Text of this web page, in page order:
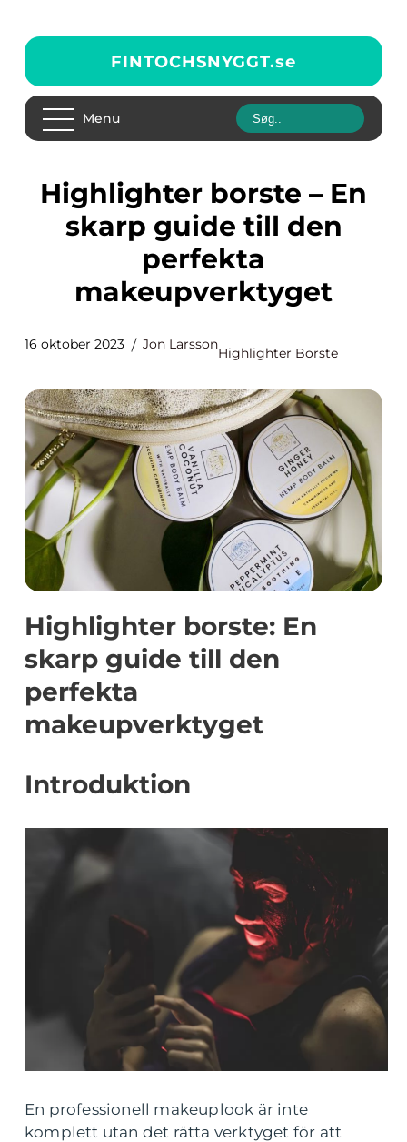
FINTOCHSNYGGT.se
Menu
Highlighter borste – En
skarp guide till den
perfekta
makeupverktyget
16 oktober 2023 Jon Larsson
Highlighter Borste
Highlighter borste: En
skarp guide till den
perfekta
makeupverktyget
Introduktion
En professionell makeuplook är inte
komplett utan det rätta verktyget för att